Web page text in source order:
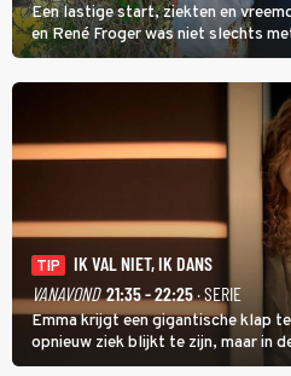
Een lastige start, ziekten en
en René Froger was niet slechts
Wat Is Dan Liefde? neemt Wilfred
uit vissen om het over de liefde te
TIP
IK VAL NIET, IK DANS
VANAVOND 21:35 - 22:25· SERIE
Emma krijgt een gigantische klap
opnieuw ziek blijkt te zijn, maar in
Ik Dans laat ze zien dat ze niet